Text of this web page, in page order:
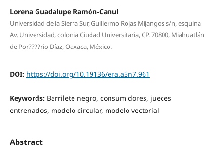
Lorena Guadalupe Ramón-Canul
Universidad de la Sierra Sur, Guillermo Rojas Mijangos s/n, esquina
Av. Universidad, colonia Ciudad Universitaria, CP. 70800, Miahuatlán
de Por????rio Díaz, Oaxaca, México.
DOI: https://doi.org/10.19136/era.a3n7.961
Keywords: Barrilete negro, consumidores, jueces
entrenados, modelo circular, modelo vectorial
Abstract